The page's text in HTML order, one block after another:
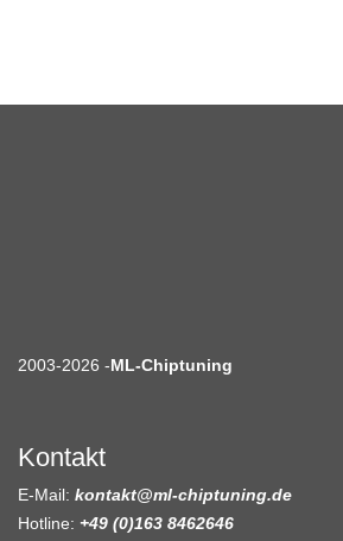
2003-2026 -ML-Chiptuning
Kontakt
E-Mail: kontakt@ml-chiptuning.de
Hotline: +49 (0)163 8462646